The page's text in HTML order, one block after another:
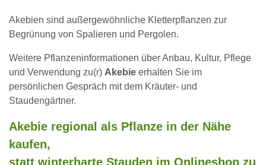
Akebien sind außergewöhnliche Kletterpflanzen zur
Begrünung von Spalieren und Pergolen.
Weitere Pflanzeninformationen über Anbau, Kultur, Pflege
und Verwendung zu(r) Akebie erhalten Sie im
persönlichen Gespräch mit dem Kräuter- und
Staudengärtner.
Akebie regional als Pflanze in der Nähe
kaufen,
statt winterharte Stauden im Onlineshop zu